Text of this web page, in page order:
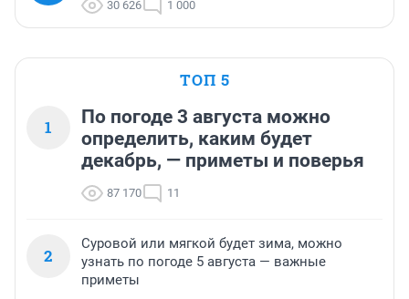
30 626 1 000
ТОП 5
1
По погоде 3 августа можно
определить, каким будет
декабрь, — приметы и поверья
87 170 11
2
Суровой или мягкой будет зима, можно
узнать по погоде 5 августа — важные
приметы